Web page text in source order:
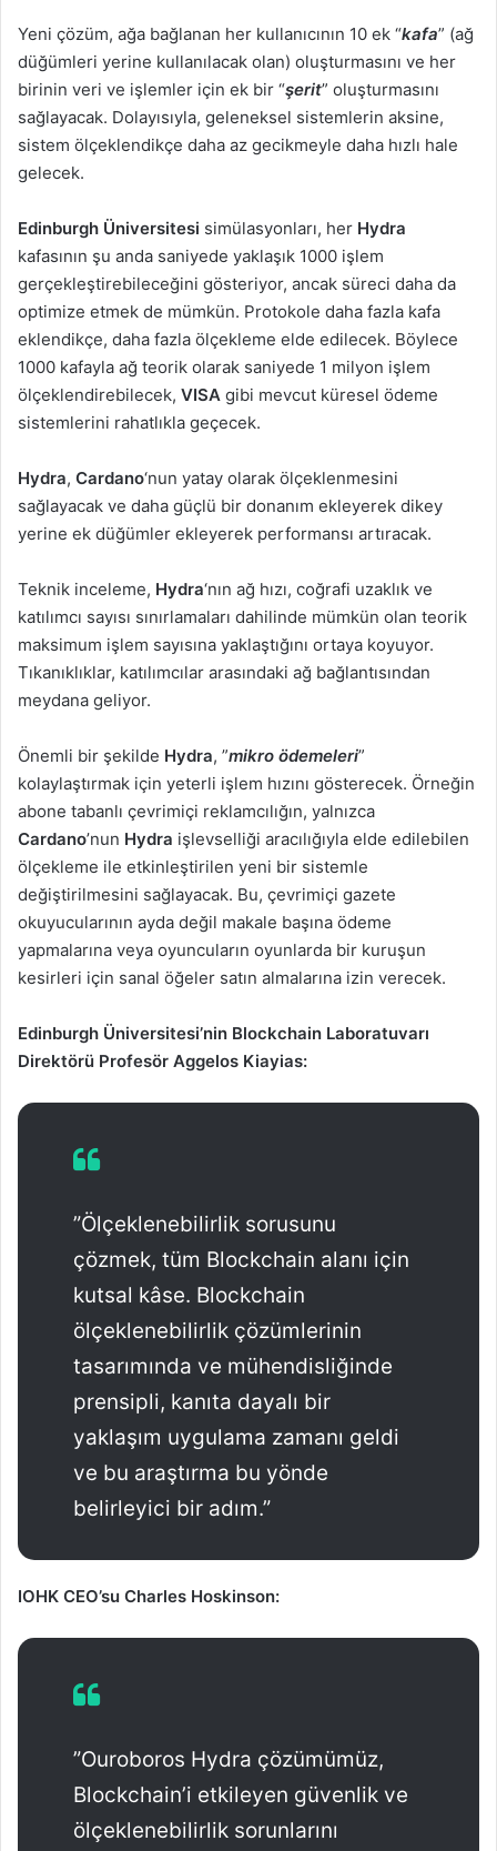
Yeni çözüm, ağa bağlanan her kullanıcının 10 ek “kafa” (ağ
düğümleri yerine kullanılacak olan) oluşturmasını ve her
birinin veri ve işlemler için ek bir “şerit” oluşturmasını
sağlayacak. Dolayısıyla, geleneksel sistemlerin aksine,
sistem ölçeklendikçe daha az gecikmeyle daha hızlı hale
gelecek.
Edinburgh Üniversitesi simülasyonları, her Hydra
kafasının şu anda saniyede yaklaşık 1000 işlem
gerçekleştirebileceğini gösteriyor, ancak süreci daha da
optimize etmek de mümkün. Protokole daha fazla kafa
eklendikçe, daha fazla ölçekleme elde edilecek. Böylece
1000 kafayla ağ teorik olarak saniyede 1 milyon işlem
ölçeklendirebilecek, VISA gibi mevcut küresel ödeme
sistemlerini rahatlıkla geçecek.
Hydra, Cardano‘nun yatay olarak ölçeklenmesini
sağlayacak ve daha güçlü bir donanım ekleyerek dikey
yerine ek düğümler ekleyerek performansı artıracak.
Teknik inceleme, Hydra‘nın ağ hızı, coğrafi uzaklık ve
katılımcı sayısı sınırlamaları dahilinde mümkün olan teorik
maksimum işlem sayısına yaklaştığını ortaya koyuyor.
Tıkanıklıklar, katılımcılar arasındaki ağ bağlantısından
meydana geliyor.
Önemli bir şekilde Hydra, ”mikro ödemeleri”
kolaylaştırmak için yeterli işlem hızını gösterecek. Örneğin
abone tabanlı çevrimiçi reklamcılığın, yalnızca
Cardano’nun Hydra işlevselliği aracılığıyla elde edilebilen
ölçekleme ile etkinleştirilen yeni bir sistemle
değiştirilmesini sağlayacak. Bu, çevrimiçi gazete
okuyucularının ayda değil makale başına ödeme
yapmalarına veya oyuncuların oyunlarda bir kuruşun
kesirleri için sanal öğeler satın almalarına izin verecek.
Edinburgh Üniversitesi’nin Blockchain Laboratuvarı
Direktörü Profesör Aggelos Kiayias:
”Ölçeklenebilirlik sorusunu
çözmek, tüm Blockchain alanı için
kutsal kâse. Blockchain
ölçeklenebilirlik çözümlerinin
tasarımında ve mühendisliğinde
prensipli, kanıta dayalı bir
yaklaşım uygulama zamanı geldi
ve bu araştırma bu yönde
belirleyici bir adım.”
IOHK CEO’su Charles Hoskinson:
”Ouroboros Hydra çözümümüz,
Blockchain’i etkileyen güvenlik ve
ölçeklenebilirlik sorunlarını